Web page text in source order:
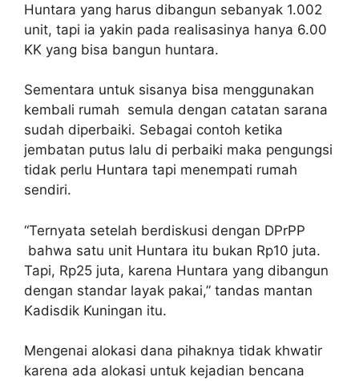
Huntara yang harus dibangun sebanyak 1.002
unit, tapi ia yakin pada realisasinya hanya 6.00
KK yang bisa bangun huntara.
Sementara untuk sisanya bisa menggunakan
kembali rumah semula dengan catatan sarana
sudah diperbaiki. Sebagai contoh ketika
jembatan putus lalu di perbaiki maka pengungsi
tidak perlu Huntara tapi menempati rumah
sendiri.
“Ternyata setelah berdiskusi dengan DPrPP
bahwa satu unit Huntara itu bukan Rp10 juta.
Tapi, Rp25 juta, karena Huntara yang dibangun
dengan standar layak pakai,” tandas mantan
Kadisdik Kuningan itu.
Mengenai alokasi dana pihaknya tidak khwatir
karena ada alokasi untuk kejadian bencana